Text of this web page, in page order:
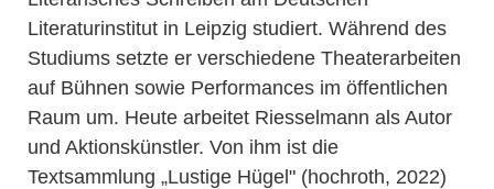
Literaturinstitut in Leipzig studiert. Während des
Studiums setzte er verschiedene Theaterarbeiten
auf Bühnen sowie Performances im öffentlichen
Raum um. Heute arbeitet Riesselmann als Autor
und Aktionskünstler. Von ihm ist die
Textsammlung „Lustige Hügel" (hochroth, 2022)